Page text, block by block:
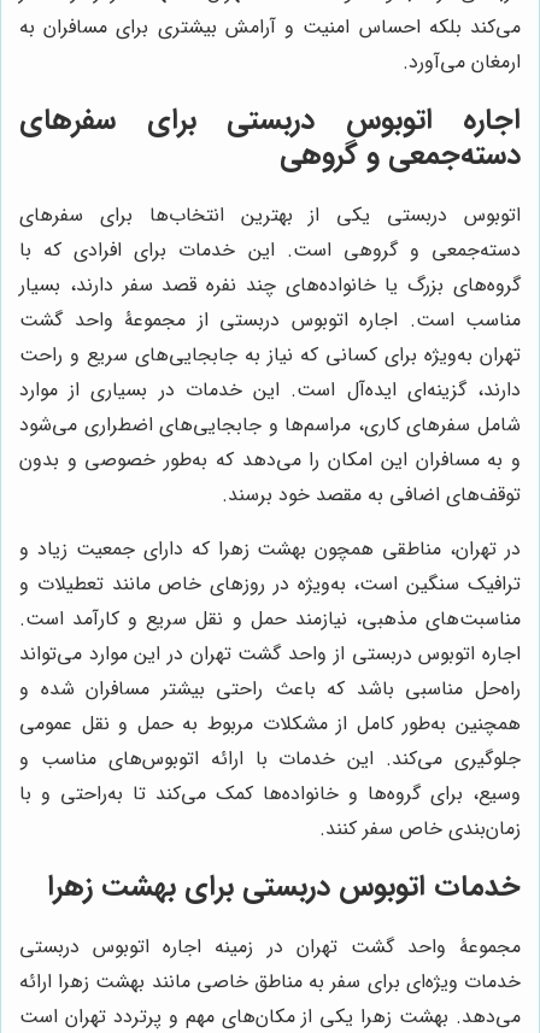
می‌کند بلکه احساس امنیت و آرامش بیشتری برای مسافران به
ارمغان می‌آورد.
اجاره اتوبوس دربستی برای سفرهای
دسته‌جمعی و گروهی
اتوبوس دربستی یکی از بهترین انتخاب‌ها برای سفرهای
دسته‌جمعی و گروهی است. این خدمات برای افرادی که با
گروه‌های بزرگ یا خانواده‌های چند نفره قصد سفر دارند، بسیار
مناسب است. اجاره اتوبوس دربستی از مجموعۀ واحد گشت
تهران به‌ویژه برای کسانی که نیاز به جابجایی‌های سریع و راحت
دارند، گزینه‌ای ایده‌آل است. این خدمات در بسیاری از موارد
شامل سفرهای کاری، مراسم‌ها و جابجایی‌های اضطراری می‌شود
و به مسافران این امکان را می‌دهد که به‌طور خصوصی و بدون
توقف‌های اضافی به مقصد خود برسند.
در تهران، مناطقی همچون بهشت زهرا که دارای جمعیت زیاد و
ترافیک سنگین است، به‌ویژه در روزهای خاص مانند تعطیلات و
مناسبت‌های مذهبی، نیازمند حمل و نقل سریع و کارآمد است.
اجاره اتوبوس دربستی از واحد گشت تهران در این موارد می‌تواند
راه‌حل مناسبی باشد که باعث راحتی بیشتر مسافران شده و
همچنین به‌طور کامل از مشکلات مربوط به حمل و نقل عمومی
جلوگیری می‌کند. این خدمات با ارائه اتوبوس‌های مناسب و
وسیع، برای گروه‌ها و خانواده‌ها کمک می‌کند تا به‌راحتی و با
زمان‌بندی خاص سفر کنند.
خدمات اتوبوس دربستی برای بهشت زهرا
مجموعۀ واحد گشت تهران در زمینه اجاره اتوبوس دربستی
خدمات ویژه‌ای برای سفر به مناطق خاصی مانند بهشت زهرا ارائه
می‌دهد. بهشت زهرا یکی از مکان‌های مهم و پرتردد تهران است